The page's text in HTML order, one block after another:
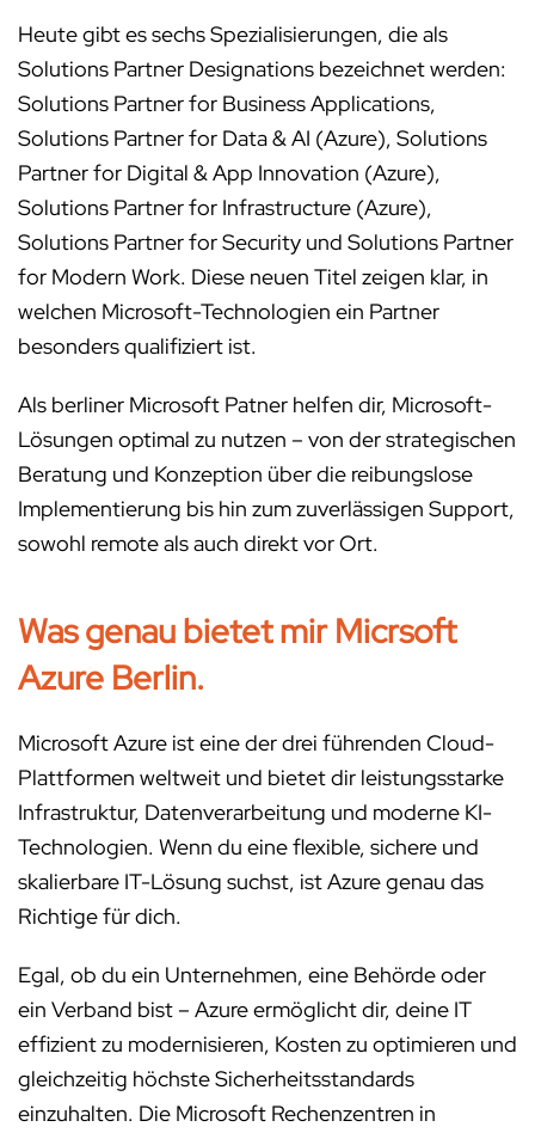
Heute gibt es sechs Spezialisierungen, die als
Solutions Partner Designations bezeichnet werden:
Solutions Partner for Business Applications,
Solutions Partner for Data & AI (Azure), Solutions
Partner for Digital & App Innovation (Azure),
Solutions Partner for Infrastructure (Azure),
Solutions Partner for Security und Solutions Partner
for Modern Work. Diese neuen Titel zeigen klar, in
welchen Microsoft-Technologien ein Partner
besonders qualifiziert ist.
Als berliner Microsoft Patner helfen dir, Microsoft-
Lösungen optimal zu nutzen – von der strategischen
Beratung und Konzeption über die reibungslose
Implementierung bis hin zum zuverlässigen Support,
sowohl remote als auch direkt vor Ort.
Was genau bietet mir Micrsoft
Azure Berlin.
Microsoft Azure ist eine der drei führenden Cloud-
Plattformen weltweit und bietet dir leistungsstarke
Infrastruktur, Datenverarbeitung und moderne KI-
Technologien. Wenn du eine flexible, sichere und
skalierbare IT-Lösung suchst, ist Azure genau das
Richtige für dich.
Egal, ob du ein Unternehmen, eine Behörde oder
ein Verband bist – Azure ermöglicht dir, deine IT
effizient zu modernisieren, Kosten zu optimieren und
gleichzeitig höchste Sicherheitsstandards
einzuhalten. Die Microsoft Rechenzentren in